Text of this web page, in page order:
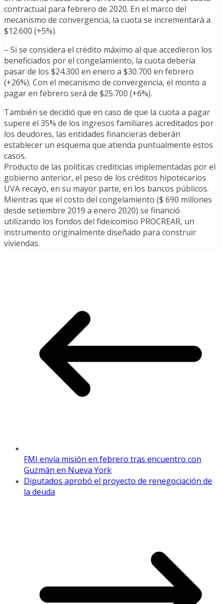
contractual para febrero de 2020. En el marco del
mecanismo de convergencia, la cuota se incrementará a
$12.600 (+5%).
– Si se considera el crédito máximo al que accedieron los
beneficiados por el congelamiento, la cuota debería
pasar de los $24.300 en enero a $30.700 en febrero
(+26%). Con el mecanismo de convergencia, el monto a
pagar en febrero será de $25.700 (+6%).
También se decidió que en caso de que la cuota a pagar
supere el 35% de los ingresos familiares acreditados por
los deudores, las entidades financieras deberán
establecer un esquema que atienda puntualmente estos
casos.
Producto de las políticas crediticias implementadas por el
gobierno anterior, el peso de los créditos hipotecarios
UVA recayó, en su mayor parte, en los bancos públicos.
Mientras que el costo del congelamiento ($ 690 millones
desde setiembre 2019 a enero 2020) se financió
utilizando los fondos del fideicomiso PROCREAR, un
instrumento originalmente diseñado para construir
viviendas.
FMI envía misión en febrero tras encuentro con
Guzmán en Nueva York
Diputados aprobó el proyecto de renegociación de
la deuda